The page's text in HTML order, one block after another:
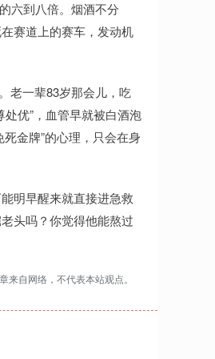
六到八倍。烟酒不分
赛道上的赛车，发动机
老一辈83岁那会儿，吃
优”，血管早就被白酒泡
金牌”的心理，只会在身
明早醒来就直接进急救
头吗？你觉得他能熬过
来自网络，不代表本站观点。